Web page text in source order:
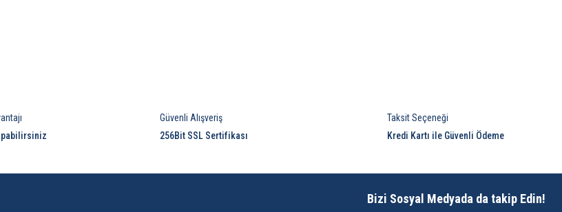
Güvenli Alışveriş
256Bit SSL Sertifikası
Taksit Seçeneği
Kredi Kartı ile Güvenli Ödeme
Bizi Sosyal Medyada da takip Edin!